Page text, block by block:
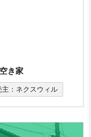
き家
主：ネクスウィル